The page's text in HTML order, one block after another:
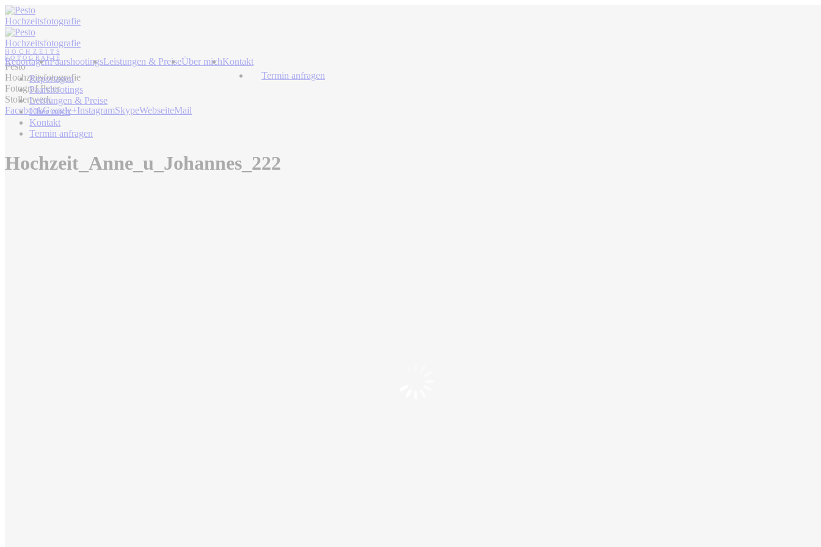
Pesto
Hochzeitsfotografie
Fotograf Peter
Stollenwerk
FacebookGoogle+InstagramSkypeWebseiteMail
ReportagenPaarshootingsLeistungen & PreiseÜber michKontakt
Termin anfragen
Reportagen
Paarshootings
Leistungen & Preise
Über mich
Kontakt
Termin anfragen
Hochzeit_Anne_u_Johannes_222